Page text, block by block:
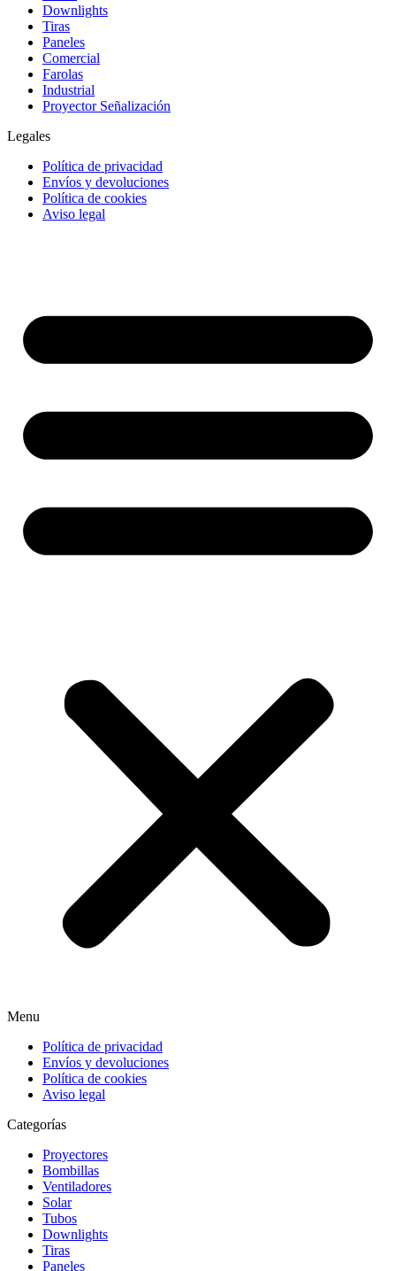
Downlights
Tiras
Paneles
Comercial
Farolas
Industrial
Proyector Señalización
Legales
Política de privacidad
Envíos y devoluciones
Política de cookies
Aviso legal
Menu
Política de privacidad
Envíos y devoluciones
Política de cookies
Aviso legal
Categorías
Proyectores
Bombillas
Ventiladores
Solar
Tubos
Downlights
Tiras
Paneles